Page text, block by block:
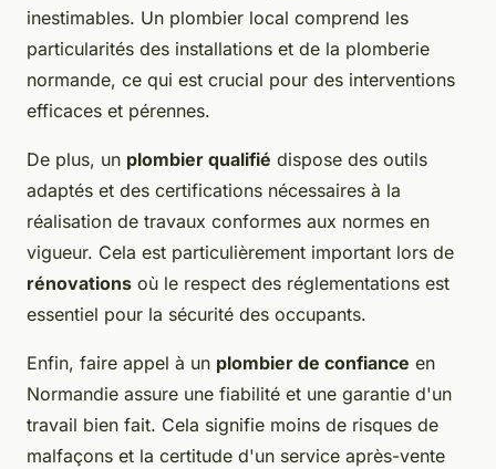
inestimables. Un plombier local comprend les
particularités des installations et de la plomberie
normande, ce qui est crucial pour des interventions
efficaces et pérennes.
De plus, un plombier qualifié dispose des outils
adaptés et des certifications nécessaires à la
réalisation de travaux conformes aux normes en
vigueur. Cela est particulièrement important lors de
rénovations où le respect des réglementations est
essentiel pour la sécurité des occupants.
Enfin, faire appel à un plombier de confiance en
Normandie assure une fiabilité et une garantie d'un
travail bien fait. Cela signifie moins de risques de
malfaçons et la certitude d'un service après-vente